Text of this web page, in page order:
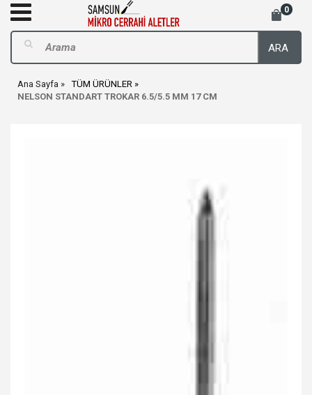
0
ARA
Ana Sayfa
TÜM ÜRÜNLER
NELSON STANDART TROKAR 6.5/5.5 MM 17 CM